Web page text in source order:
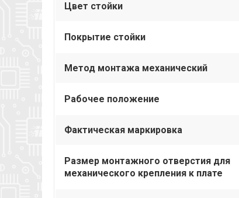
Цвет стойки
Покрытие стойки
Метод монтажа механический
Рабочее положение
Фактическая маркировка
Размер монтажного отверстия для
механического крепления к плате